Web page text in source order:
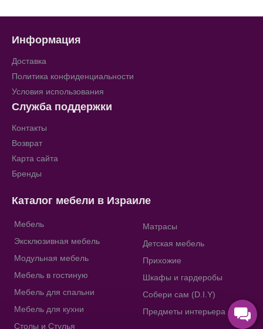
Информация
Доставка
Политика конфиденциальности
Условия использования
Служба поддержки
Контакты
Возврат
Карта сайта
Бренды
Каталог мебели в Израиле
Мебель
Эксклюзивная мебель
Модульная мебель
Мебель в гостиную
Мебель для спальни
Мебель для кухни
Столы и Стулья
Матрасы
Детская мебель
Прихожие
Шкафы и гардеробы
Собери сам (D.I.Y)
Предметы интерьера